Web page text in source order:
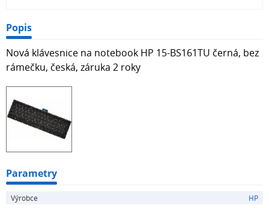
Popis
Nová klávesnice na notebook HP 15-BS161TU černá, bez
rámečku, česká, záruka 2 roky
Parametry
Výrobce HP